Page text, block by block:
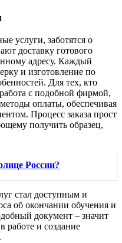
услуги, заботятся о
доставку готового
адресу. Каждый
и изготовление по
Для тех, кто
с подобной фирмой,
оплаты, обеспечивая
Процесс заказа прост
получить образец,
России?
стал доступным и
об окончании обучения и
документ – значит
работе и создание